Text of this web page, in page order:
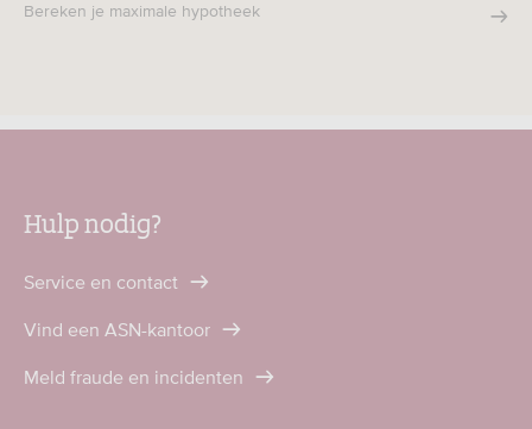
Bereken je maximale hypotheek
Hulp nodig?
Service en contact
Vind een ASN-kantoor
Meld fraude en incidenten